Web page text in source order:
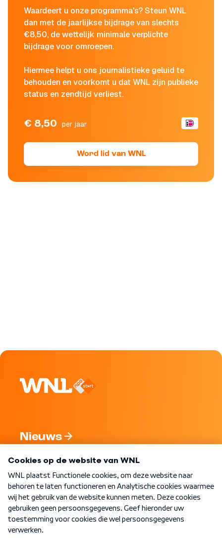
Waardeert u onze programma's? Steun WNL
dan met de jaarlijkse bijdrage van slechts
€8,50, de wettelijk minimale verplichte
bijdrage voor omroepen.
Hiermee helpt u ons journalistieke geluid te
behouden en voorkomt u dat WNL zijn publieke
status en zendtijd verliest.
€ 8,50 per jaar
Word lid van WNL
Nieuws
Nieuwsbrief
Word Lid